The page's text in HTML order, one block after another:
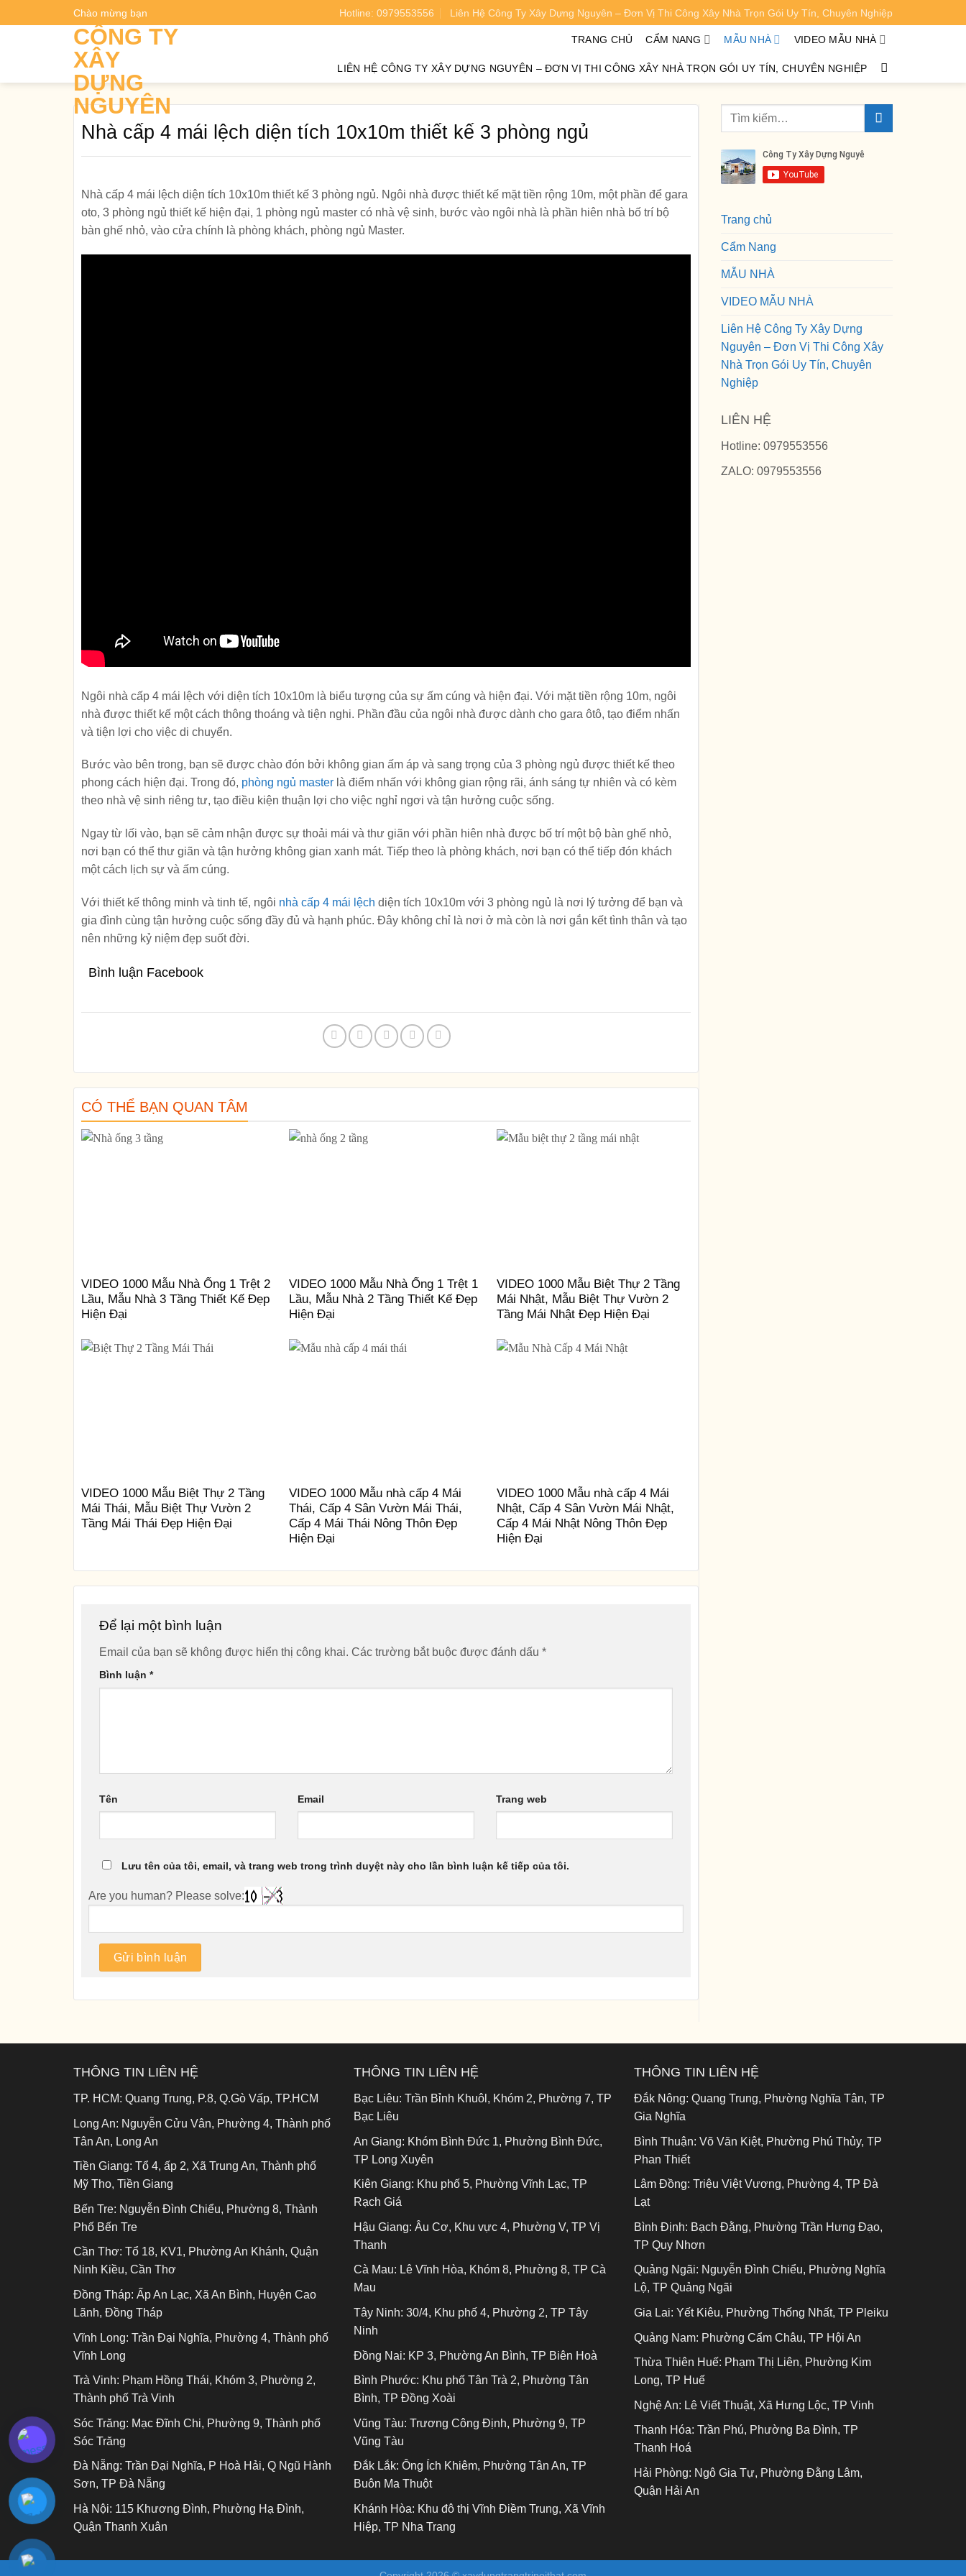
to
Chào mừng bạn Hotline: 0979553556 Liên Hệ Công Ty Xây Dựng Nguyên – Đơn Vị Thi Công Xây Nhà Trọn Gói Uy Tín, Chuyên Nghiệp
CÔNG TY
XÂY
DỰNG
NGUYÊN
TRANG CHỦ CẨM NANG MẪU NHÀ VIDEO MẪU NHÀ
LIÊN HỆ CÔNG TY XÂY DỰNG NGUYÊN – ĐƠN VỊ THI CÔNG XÂY NHÀ TRỌN GÓI UY TÍN, CHUYÊN NGHIỆP
Nhà cấp 4 mái lệch diện tích 10x10m thiết kế 3 phòng ngủ
Nhà cấp 4 mái lệch diện tích 10x10m thiết kế 3 phòng ngủ. Ngôi nhà được thiết kế mặt tiền rộng 10m, một phần để gara
oto, 3 phòng ngủ thiết kế hiện đại, 1 phòng ngủ master có nhà vệ sinh, bước vào ngôi nhà là phần hiên nhà bố trí bộ
bàn ghế nhỏ, vào cửa chính là phòng khách, phòng ngủ Master.
Ngôi nhà cấp 4 mái lệch với diện tích 10x10m là biểu tượng của sự ấm cúng và hiện đại. Với mặt tiền rộng 10m, ngôi
nhà được thiết kế một cách thông thoáng và tiện nghi. Phần đầu của ngôi nhà được dành cho gara ôtô, tạo điểm nhấn
và tiện lợi cho việc di chuyển.
Bước vào bên trong, bạn sẽ được chào đón bởi không gian ấm áp và sang trọng của 3 phòng ngủ được thiết kế theo
phong cách hiện đại. Trong đó, phòng ngủ master là điểm nhấn với không gian rộng rãi, ánh sáng tự nhiên và có kèm
theo nhà vệ sinh riêng tư, tạo điều kiện thuận lợi cho việc nghỉ ngơi và tận hưởng cuộc sống.
Ngay từ lối vào, bạn sẽ cảm nhận được sự thoải mái và thư giãn với phần hiên nhà được bố trí một bộ bàn ghế nhỏ,
nơi bạn có thể thư giãn và tận hưởng không gian xanh mát. Tiếp theo là phòng khách, nơi bạn có thể tiếp đón khách
một cách lịch sự và ấm cúng.
Với thiết kế thông minh và tinh tế, ngôi nhà cấp 4 mái lệch diện tích 10x10m với 3 phòng ngủ là nơi lý tưởng để bạn và
gia đình cùng tận hưởng cuộc sống đầy đủ và hạnh phúc. Đây không chỉ là nơi ở mà còn là nơi gắn kết tình thân và tạo
nên những kỷ niệm đẹp suốt đời.
Bình luận Facebook
CÓ THỂ BẠN QUAN TÂM
VIDEO 1000 Mẫu Nhà Ống 1 Trệt 2
Lầu, Mẫu Nhà 3 Tầng Thiết Kế Đẹp
Hiện Đại
VIDEO 1000 Mẫu Nhà Ống 1 Trệt 1
Lầu, Mẫu Nhà 2 Tầng Thiết Kế Đẹp
Hiện Đại
VIDEO 1000 Mẫu Biệt Thự 2 Tầng
Mái Nhật, Mẫu Biệt Thự Vườn 2
Tầng Mái Nhật Đẹp Hiện Đại
VIDEO 1000 Mẫu Biệt Thự 2 Tầng
Mái Thái, Mẫu Biệt Thự Vườn 2
Tầng Mái Thái Đẹp Hiện Đại
VIDEO 1000 Mẫu nhà cấp 4 Mái
Thái, Cấp 4 Sân Vườn Mái Thái,
Cấp 4 Mái Thái Nông Thôn Đẹp
Hiện Đại
VIDEO 1000 Mẫu nhà cấp 4 Mái
Nhật, Cấp 4 Sân Vườn Mái Nhật,
Cấp 4 Mái Nhật Nông Thôn Đẹp
Hiện Đại
Để lại một bình luận
Email của bạn sẽ không được hiển thị công khai. Các trường bắt buộc được đánh dấu *
Bình luận *
Tên Email Trang web
Lưu tên của tôi, email, và trang web trong trình duyệt này cho lần bình luận kế tiếp của tôi.
Are you human? Please solve:
Trang chủ
Cẩm Nang
MẪU NHÀ
VIDEO MẪU NHÀ
Liên Hệ Công Ty Xây Dựng
Nguyên – Đơn Vị Thi Công Xây
Nhà Trọn Gói Uy Tín, Chuyên
Nghiệp
LIÊN HỆ
Hotline: 0979553556
ZALO: 0979553556
THÔNG TIN LIÊN HỆ
TP. HCM: Quang Trung, P.8, Q.Gò Vấp, TP.HCM
Long An: Nguyễn Cửu Vân, Phường 4, Thành phố
Tân An, Long An
Tiền Giang: Tổ 4, ấp 2, Xã Trung An, Thành phố
Mỹ Tho, Tiền Giang
Bến Tre: Nguyễn Đình Chiểu, Phường 8, Thành
Phố Bến Tre
Cần Thơ: Tổ 18, KV1, Phường An Khánh, Quận
Ninh Kiều, Cần Thơ
Đồng Tháp: Ấp An Lạc, Xã An Bình, Huyện Cao
Lãnh, Đồng Tháp
Vĩnh Long: Trần Đại Nghĩa, Phường 4, Thành phố
Vĩnh Long
Trà Vinh: Phạm Hồng Thái, Khóm 3, Phường 2,
Thành phố Trà Vinh
Sóc Trăng: Mạc Đĩnh Chi, Phường 9, Thành phố
Sóc Trăng
Đà Nẵng: Trần Đại Nghĩa, P Hoà Hải, Q Ngũ Hành
Sơn, TP Đà Nẵng
Hà Nội: 115 Khương Đình, Phường Hạ Đình,
Quận Thanh Xuân
THÔNG TIN LIÊN HỆ
Bạc Liêu: Trần Bỉnh Khuôl, Khóm 2, Phường 7, TP
Bạc Liêu
An Giang: Khóm Bình Đức 1, Phường Bình Đức,
TP Long Xuyên
Kiên Giang: Khu phố 5, Phường Vĩnh Lạc, TP
Rạch Giá
Hậu Giang: Âu Cơ, Khu vực 4, Phường V, TP Vị
Thanh
Cà Mau: Lê Vĩnh Hòa, Khóm 8, Phường 8, TP Cà
Mau
Tây Ninh: 30/4, Khu phố 4, Phường 2, TP Tây
Ninh
Đồng Nai: KP 3, Phường An Bình, TP Biên Hoà
Bình Phước: Khu phố Tân Trà 2, Phường Tân
Bình, TP Đồng Xoài
Vũng Tàu: Trương Công Định, Phường 9, TP
Vũng Tàu
Đắk Lắk: Ông Ích Khiêm, Phường Tân An, TP
Buôn Ma Thuột
Khánh Hòa: Khu đô thị Vĩnh Điềm Trung, Xã Vĩnh
Hiệp, TP Nha Trang
THÔNG TIN LIÊN HỆ
Đắk Nông: Quang Trung, Phường Nghĩa Tân, TP
Gia Nghĩa
Bình Thuận: Võ Văn Kiệt, Phường Phú Thủy, TP
Phan Thiết
Lâm Đồng: Triệu Việt Vương, Phường 4, TP Đà
Lạt
Bình Định: Bạch Đằng, Phường Trần Hưng Đạo,
TP Quy Nhơn
Quảng Ngãi: Nguyễn Đình Chiểu, Phường Nghĩa
Lộ, TP Quảng Ngãi
Gia Lai: Yết Kiêu, Phường Thống Nhất, TP Pleiku
Quảng Nam: Phường Cẩm Châu, TP Hội An
Thừa Thiên Huế: Phạm Thị Liên, Phường Kim
Long, TP Huế
Nghệ An: Lê Viết Thuật, Xã Hưng Lộc, TP Vinh
Thanh Hóa: Trần Phú, Phường Ba Đình, TP
Thanh Hoá
Hải Phòng: Ngô Gia Tự, Phường Đằng Lâm,
Quận Hải An
Dự toán chi phí xây nhà chính xác 95%. XEM CHI TIẾT